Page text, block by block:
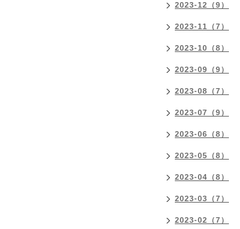
2023-12（9）
2023-11（7）
2023-10（8）
2023-09（9）
2023-08（7）
2023-07（9）
2023-06（8）
2023-05（8）
2023-04（8）
2023-03（7）
2023-02（7）